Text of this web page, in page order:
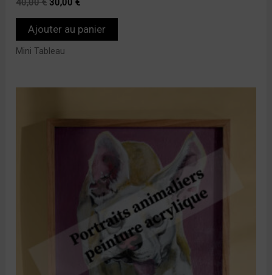
40,00€ 30,00€
Ajouter au panier
Mini Tableau
70,00 €
à
95,00 €plusieurs
variations.
Les
options
peuvent
être
choisies